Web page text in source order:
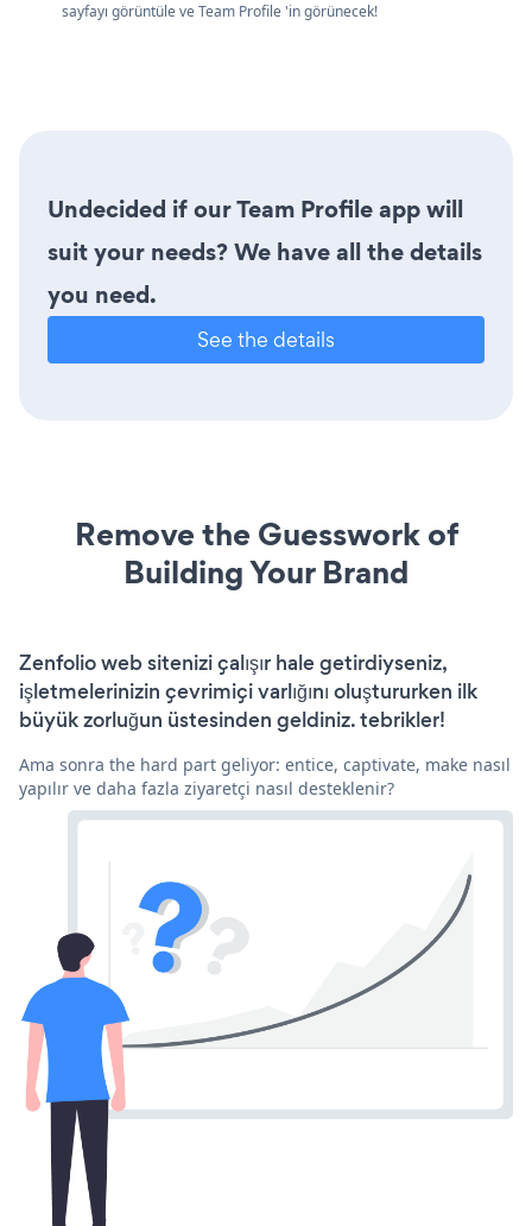
sayfayı görüntüle ve Team Profile 'in görünecek!
Undecided if our Team Profile app will
suit your needs? We have all the details
you need.
See the details
Remove the Guesswork of
Building Your Brand
Zenfolio web sitenizi çalışır hale getirdiyseniz,
işletmelerinizin çevrimiçi varlığını oluştururken ilk
büyük zorluğun üstesinden geldiniz. tebrikler!
Ama sonra the hard part geliyor: entice, captivate, make nasıl
yapılır ve daha fazla ziyaretçi nasıl desteklenir?